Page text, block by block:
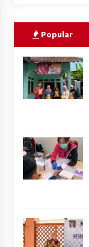
Popular